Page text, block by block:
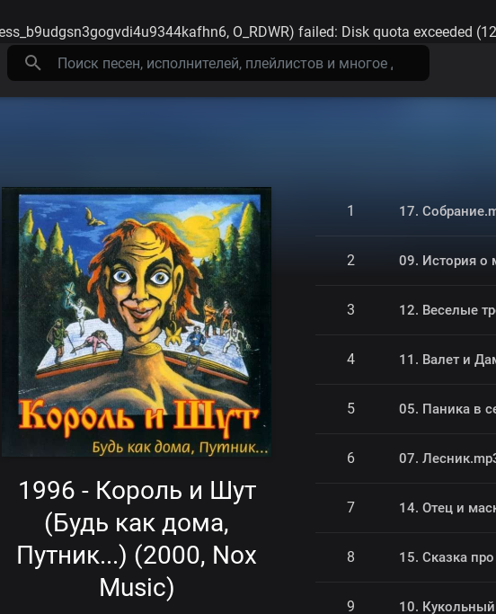
O_RDWR) failed: Disk quota exceeded
1996 - Король и Шут
(Будь как дома,
Путник...) (2000, Nox
Music)
1 17.
2 09. История о
3 12. Веселые
4 11. Валет и
5 05. Паника в
6 07.
7 14. Отец и
8 15. Сказка
9 10. Кукольный